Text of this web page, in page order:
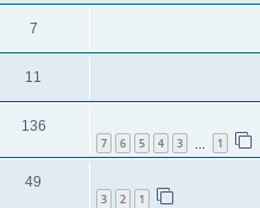
7
11
1
3
4
5
6
7
136
1
2
3
49